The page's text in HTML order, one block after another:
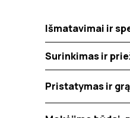
Išmatavimai ir
Surinkimas ir
Pristatymas ir